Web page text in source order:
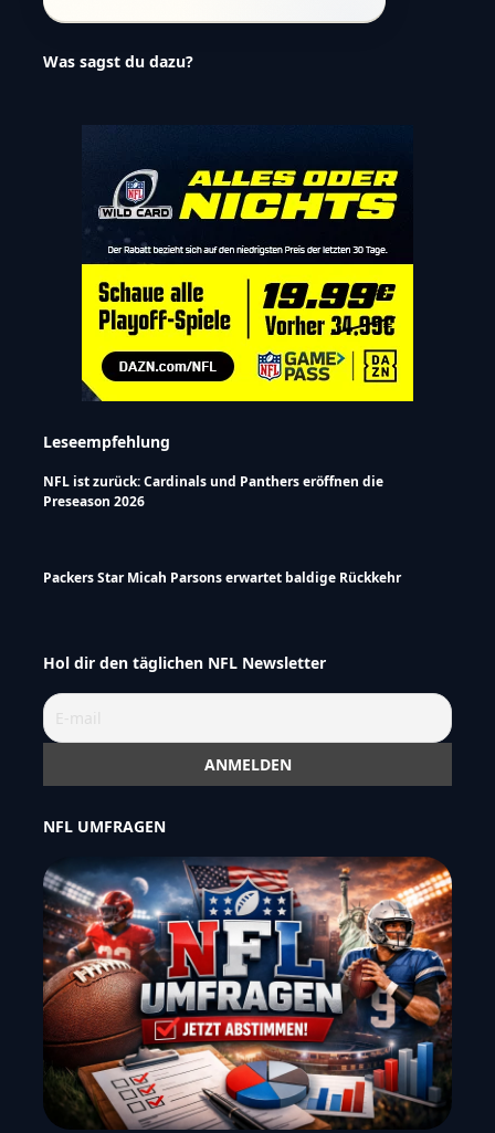
Was sagst du dazu?
Leseempfehlung
NFL ist zurück: Cardinals und Panthers eröffnen die
Preseason 2026
Packers Star Micah Parsons erwartet baldige Rückkehr
Hol dir den täglichen NFL Newsletter
NFL UMFRAGEN